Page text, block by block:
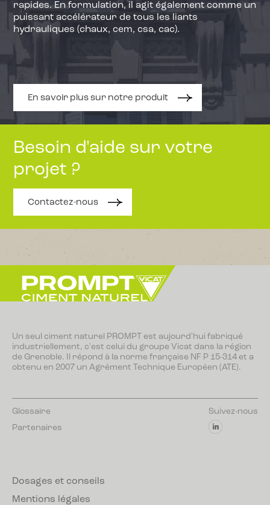
rapides. En formulation, il agit également comme un
puissant accélérateur de tous les liants
hydrauliques (chaux, cem, csa, cac).
En savoir plus sur notre produit
Besoin d'aide sur votre
projet ?
Contactez-nous
Un seul ciment naturel PROMPT est aujourd'hui fabriqué
industriellement, c'est celui du groupe Vicat dans la région
de Grenoble. Il répond à la norme française NF P 15-314 et a
obtenu en 2007 un Agrément Technique Européen (ATE).
Glossaire
Partenaires
Suivez-nous
Dosages et conseils
Mentions légales